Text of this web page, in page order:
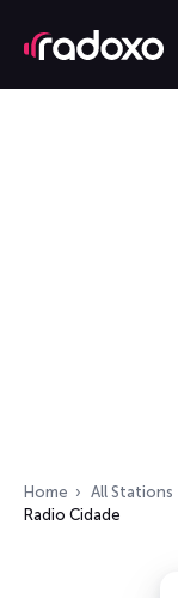
Home All Stations
Radio Cidade